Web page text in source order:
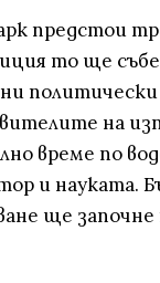
предстои
то ще
на
време по
и науката.
ще